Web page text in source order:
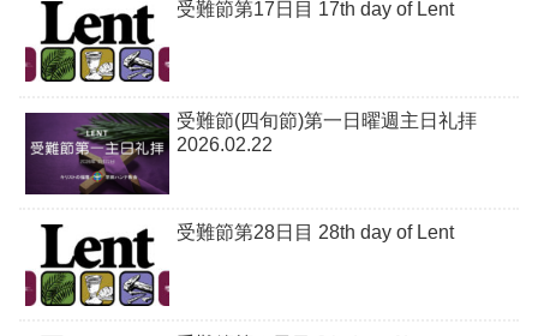
受難節第17日目 17th day of Lent
受難節(四旬節)第一日曜週主日礼拝
2026.02.22
受難節第28日目 28th day of Lent